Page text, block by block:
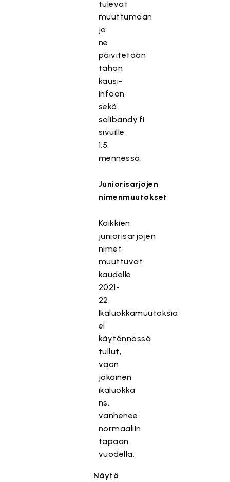
tulevat
muuttumaan
ja
ne
päivitetään
tähän
kausi-
infoon
sekä
salibandy.fi
sivuille
1.5.
mennessä.
Juniorisarjojen
nimenmuutokset
Kaikkien
juniorisarjojen
nimet
muuttuvat
kaudelle
2021-
22.
Ikäluokkamuutoksia
ei
käytännössä
tullut,
vaan
jokainen
ikäluokka
ns.
vanhenee
normaaliin
tapaan
vuodella.
Näytä